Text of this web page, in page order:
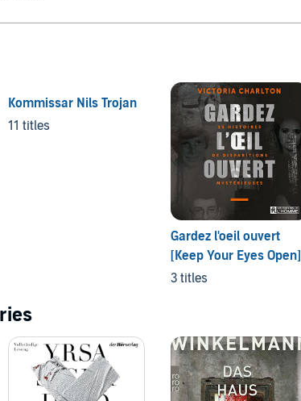
Kommissar Nils Trojan
11 titles
Gardez l'oeil ouvert
[Keep Your Eyes Open]
3 titles